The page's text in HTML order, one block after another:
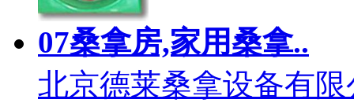
07桑拿房,家用桑拿..
北京德莱桑拿设备有限